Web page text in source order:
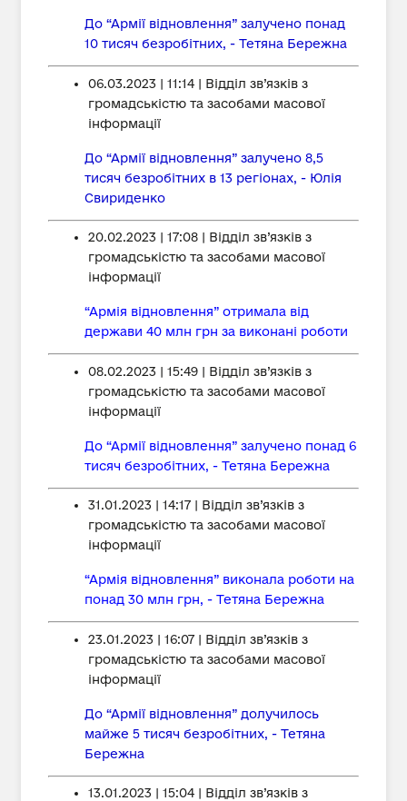
До “Армії відновлення” залучено понад
10 тисяч безробітних, - Тетяна Бережна
06.03.2023 | 11:14 | Відділ зв’язків з
громадськістю та засобами масової
інформації
До “Армії відновлення” залучено 8,5
тисяч безробітних в 13 регіонах, - Юлія
Свириденко
20.02.2023 | 17:08 | Відділ зв’язків з
громадськістю та засобами масової
інформації
“Армія відновлення” отримала від
держави 40 млн грн за виконані роботи
08.02.2023 | 15:49 | Відділ зв’язків з
громадськістю та засобами масової
інформації
До “Армії відновлення” залучено понад 6
тисяч безробітних, - Тетяна Бережна
31.01.2023 | 14:17 | Відділ зв’язків з
громадськістю та засобами масової
інформації
“Армія відновлення” виконала роботи на
понад 30 млн грн, - Тетяна Бережна
23.01.2023 | 16:07 | Відділ зв’язків з
громадськістю та засобами масової
інформації
До “Армії відновлення” долучилось
майже 5 тисяч безробітних, - Тетяна
Бережна
13.01.2023 | 15:04 | Відділ зв’язків з